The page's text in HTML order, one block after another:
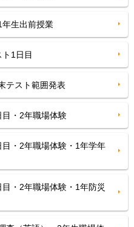
生出前授業
1日目
テスト範囲発表
・2年職場体験
・2年職場体験・1年学年
・2年職場体験・1年防災